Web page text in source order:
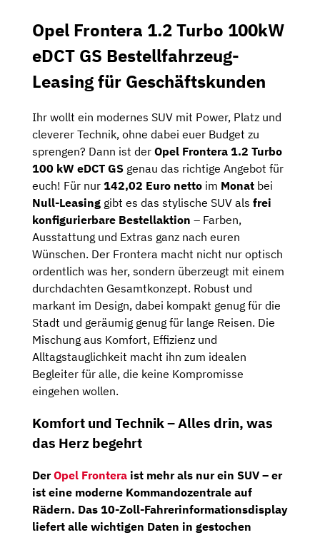
Opel Frontera 1.2 Turbo 100kW
eDCT GS Bestellfahrzeug-
Leasing für Geschäftskunden
Ihr wollt ein modernes SUV mit Power, Platz und
cleverer Technik, ohne dabei euer Budget zu
sprengen? Dann ist der Opel Frontera 1.2 Turbo
100 kW eDCT GS genau das richtige Angebot für
euch! Für nur 142,02 Euro netto im Monat bei
Null-Leasing gibt es das stylische SUV als frei
konfigurierbare Bestellaktion – Farben,
Ausstattung und Extras ganz nach euren
Wünschen. Der Frontera macht nicht nur optisch
ordentlich was her, sondern überzeugt mit einem
durchdachten Gesamtkonzept. Robust und
markant im Design, dabei kompakt genug für die
Stadt und geräumig genug für lange Reisen. Die
Mischung aus Komfort, Effizienz und
Alltagstauglichkeit macht ihn zum idealen
Begleiter für alle, die keine Kompromisse
eingehen wollen.
Komfort und Technik – Alles drin, was
das Herz begehrt
DerOpel Frontera ist mehr als nur ein SUV – er
ist eine moderne Kommandozentrale auf
Rädern. Das 10-Zoll-Fahrerinformationsdisplay
liefert alle wichtigen Daten in gestochen